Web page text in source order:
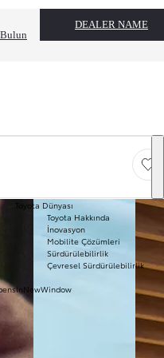
DEALER NAME
Toyota Dünyası
Toyota Hakkında
İnovasyon
Mobilite Çözümleri
Sürdürülebilirlik
Çevresel Sürdürülebilirlik
ilanına ilişkin açıklama,
ilanı yayınlayan Bayi’ye aittir.
sorumludur. Güncel ve nihai
Web Sitesi'nde yer alan